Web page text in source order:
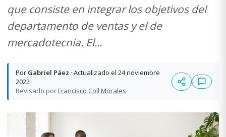
que consiste en integrar los objetivos del
departamento de ventas y el de
mercadotecnia. El...
Por Gabriel Páez · Actualizado el 24 noviembre
2022
Revisado porFrancisco Coll Morales